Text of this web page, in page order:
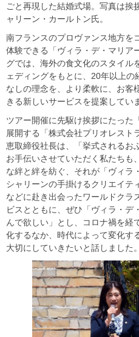
ごと再現した結婚式場。写真は挨
ャリーン・カールトン氏。
南フランスのプロヴァンス地方を
体験できる「ヴィラ・デ・マリア
グでは、海外の食文化のスタイル
ェディングをもとに、20年以上
なしの理念を、より柔軟に、お客
きる新しいサービスを提案してい
ツアー開催に先駆け挨拶にたった
展開する「株式会社プリオレスト
恵取締役社長は、「挙式されるお
お手伝いさせていただく私たちも
な絆と絆を紡ぐ、それが「ヴィラ
シャリーンの手掛けるクリエイテ
などに赴き出会ったワールドクラ
ビスとともに、ぜひ「ヴィラ・デ
んで欲しい」とし、コロナ禍を経
化するなか、時代によって変化す
大切にしていきたいと話しました。